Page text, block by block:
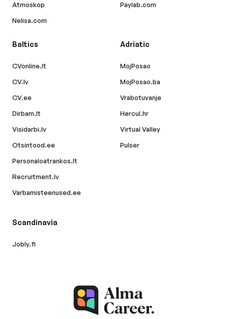
Atmoskop
Nelisa.com
Paylab.com
Baltics
CVonline.lt
CV.lv
CV.ee
Dirbam.lt
Visidarbi.lv
Otsintood.ee
Personaloatrankos.lt
Recruitment.lv
Varbamisteenused.ee
Adriatic
MojPosao
MojPosao.ba
Vrabotuvanje
Hercul.hr
Virtual Valley
Pulser
Scandinavia
Jobly.fi